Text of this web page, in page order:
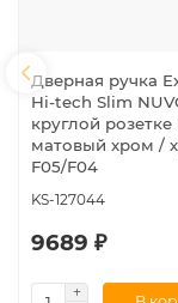
Дверная ручка
Hi-tech Slim
круглой розетке
матовый хром /
F05/F04
KS-127044
9689 ₽